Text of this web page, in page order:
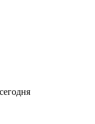
сегодня